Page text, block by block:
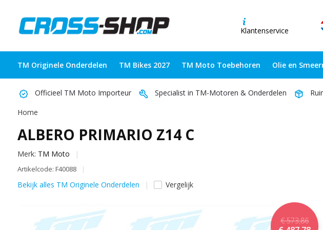
Klantenservice
TM Originele Onderdelen TM Bikes 2027 TM Moto Toebehoren Olie en
Officieel TM Moto Importeur Specialist in TM-Motoren & Onderdelen
Home
ALBERO PRIMARIO Z14 C
Merk: TM Moto
Artikelcode: F40088
Bekijk alles TM Originele Onderdelen Vergelijk
€ 573,86